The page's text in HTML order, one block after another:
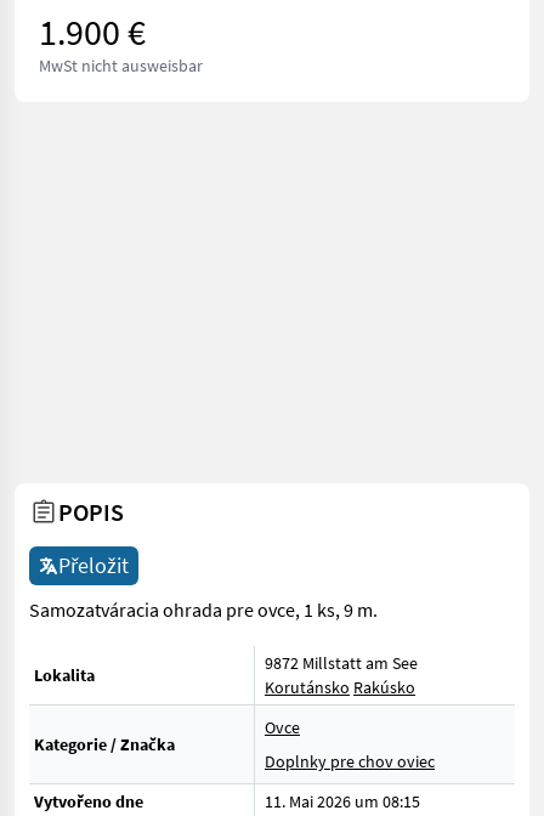
1.900 €
MwSt nicht ausweisbar
POPIS
Přeložit
Samozatváracia ohrada pre ovce, 1 ks, 9 m.
Lokalita
9872 Millstatt am See
Korutánsko Rakúsko
Kategorie / Značka
Ovce
Doplnky pre chov oviec
Vytvořeno dne
11. Mai 2026 um 08:15